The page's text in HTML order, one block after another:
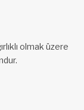
olmak üzere